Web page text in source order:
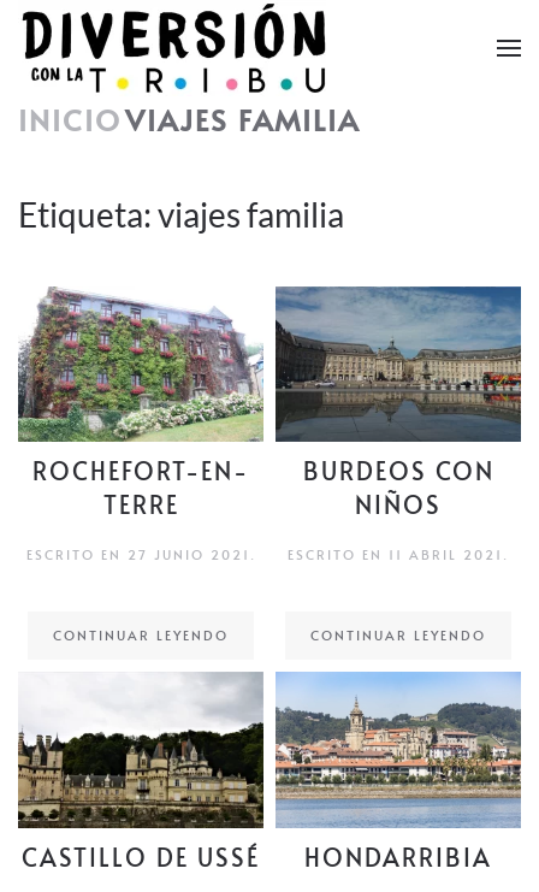
Skip to main content
INICIOVIAJES FAMILIA
Etiqueta:viajes familia
ROCHEFORT-EN-
TERRE
ESCRITO EN 27 JUNIO 2021 .
CONTINUAR LEYENDO
BURDEOS CON
NIÑOS
ESCRITO EN 11 ABRIL 2021 .
CONTINUAR LEYENDO
CASTILLO DE USSÉ HONDARRIBIA